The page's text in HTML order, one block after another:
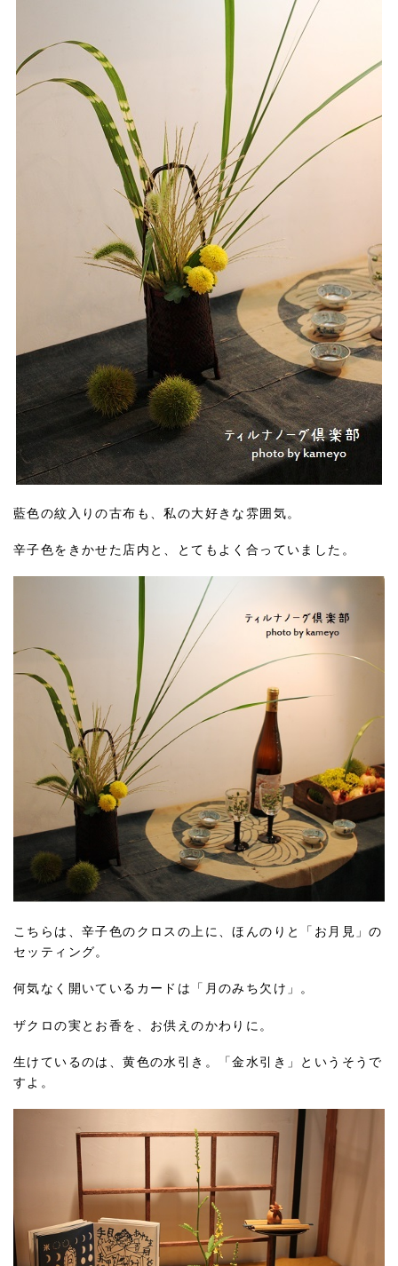
藍色の紋入りの古布も、私の大好きな雰囲気。
辛子色をきかせた店内と、とてもよく合っていました。
こちらは、辛子色のクロスの上に、ほんのりと「お月見」の
セッティング。
何気なく開いているカードは「月のみち欠け」。
ザクロの実とお香を、お供えのかわりに。
生けているのは、黄色の水引き。「金水引き」というそうで
すよ。